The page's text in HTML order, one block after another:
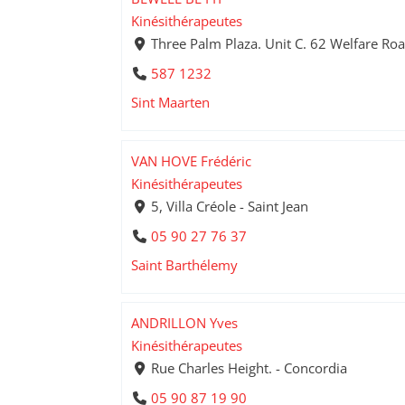
Kinésithérapeutes
Three Palm Plaza. Unit C. 62 Welfare
587 1232
Sint Maarten
VAN HOVE Frédéric
Kinésithérapeutes
5, Villa Créole - Saint Jean
05 90 27 76 37
Saint Barthélemy
ANDRILLON Yves
Kinésithérapeutes
Rue Charles Height. - Concordia
05 90 87 19 90